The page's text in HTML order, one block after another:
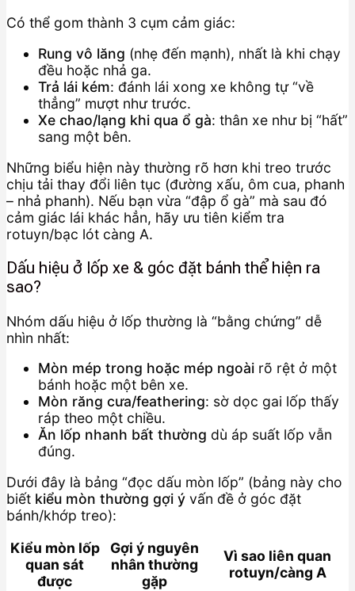
Có thể gom thành 3 cụm cảm giác:
Rung vô lăng (nhẹ đến mạnh), nhất là khi chạy
đều hoặc nhả ga.
Trả lái kém: đánh lái xong xe không tự “về
thẳng” mượt như trước.
Xe chao/lạng khi qua ổ gà: thân xe như bị “hất”
sang một bên.
Những biểu hiện này thường rõ hơn khi treo trước
chịu tải thay đổi liên tục (đường xấu, ôm cua, phanh
– nhả phanh). Nếu bạn vừa “đập ổ gà” mà sau đó
cảm giác lái khác hẳn, hãy ưu tiên kiểm tra
rotuyn/bạc lót càng A.
Dấu hiệu ở lốp xe & góc đặt bánh thể hiện ra
sao?
Nhóm dấu hiệu ở lốp thường là “bằng chứng” dễ
nhìn nhất:
Mòn mép trong hoặc mép ngoài rõ rệt ở một
bánh hoặc một bên xe.
Mòn răng cưa/feathering: sờ dọc gai lốp thấy
ráp theo một chiều.
Ăn lốp nhanh bất thường dù áp suất lốp vẫn
đúng.
Dưới đây là bảng “đọc dấu mòn lốp” (bảng này cho
biết kiểu mòn thường gợi ý vấn đề ở góc đặt
bánh/khớp treo):
Kiểu mòn lốp
quan sát
được
Gợi ý nguyên
nhân thường
gặp
Vì sao liên quan
rotuyn/càng A